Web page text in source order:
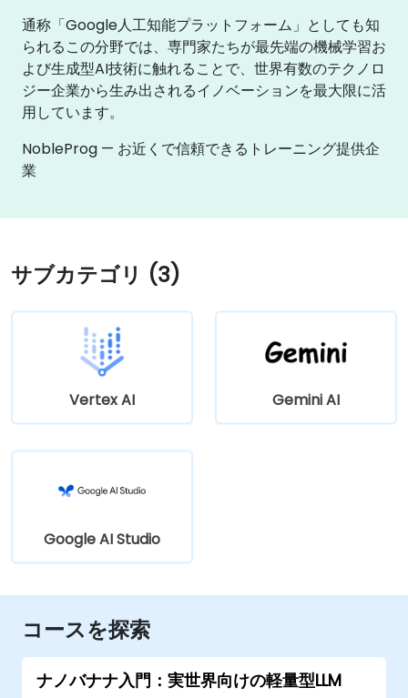
通称「Google人工知能プラットフォーム」としても知
られるこの分野では、専門家たちが最先端の機械学習お
よび生成型AI技術に触れることで、世界有数のテクノロ
ジー企業から生み出されるイノベーションを最大限に活
用しています。
NobleProg — お近くで信頼できるトレーニング提供企
業
サブカテゴリ (3)
Vertex AI Gemini AI
Google AI Studio
コースを探索
ナノバナナ入門：実世界向けの軽量型LLM